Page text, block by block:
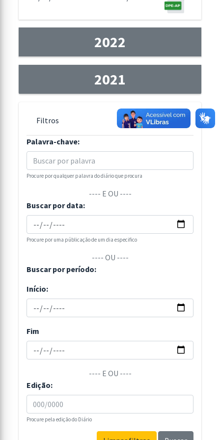
2022
2021
Filtros
Palavra-chave:
Procure por qualquer palavra do diário que procura
---- E OU ----
Buscar por data:
Procure por uma públicação de um dia especifico
---- OU ----
Buscar por período:
Início:
Fim
---- E OU ----
Edição:
Procure pela edição do Diário